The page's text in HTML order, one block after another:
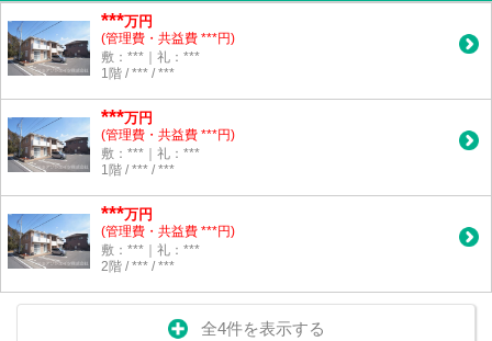
***万円
(管理費・共益費 ***円)
敷：***｜礼：***
1階 / *** / ***
***万円
(管理費・共益費 ***円)
敷：***｜礼：***
1階 / *** / ***
***万円
(管理費・共益費 ***円)
敷：***｜礼：***
2階 / *** / ***
全4件を表示する